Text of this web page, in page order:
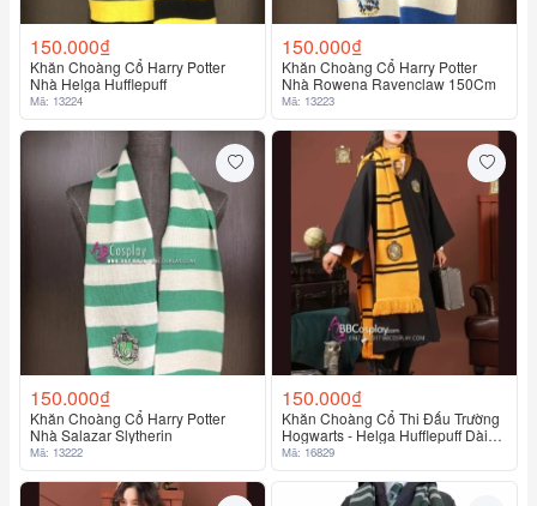
150.000₫
Khăn Choàng Cổ Harry Potter
Nhà Helga Hufflepuff
Mã: 13224
150.000₫
Khăn Choàng Cổ Harry Potter
Nhà Rowena Ravenclaw 150Cm
Mã: 13223
150.000₫
Khăn Choàng Cổ Harry Potter
Nhà Salazar Slytherin
Mã: 13222
150.000₫
Khăn Choàng Cổ Thi Đấu Trường
Hogwarts - Helga Hufflepuff Dài
175Cm X 25Cm
Mã: 16829